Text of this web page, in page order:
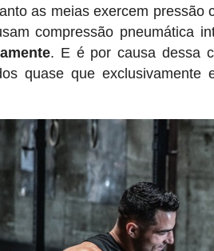
as meias exercem pressão
compressão pneumática
. E é por causa dessa
​​quase que exclusivamente